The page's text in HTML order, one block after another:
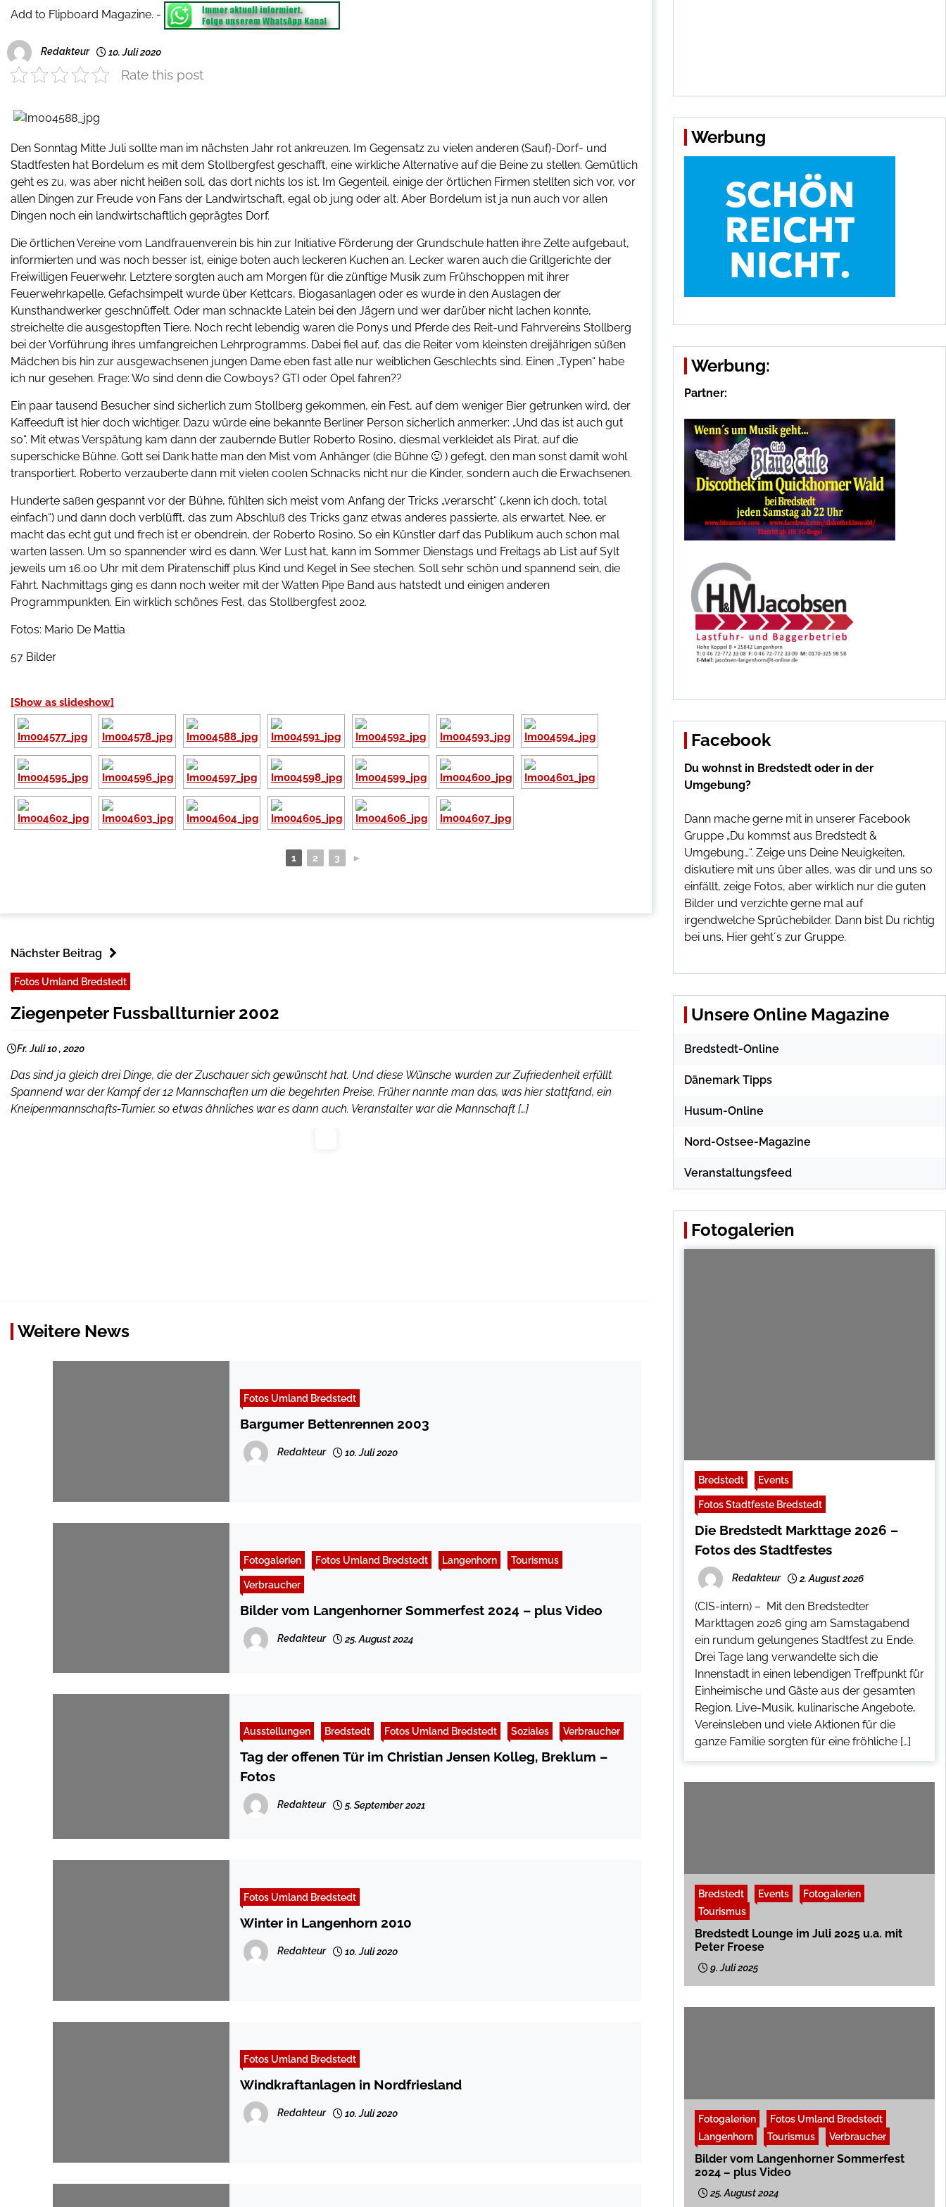
Add to Flipboard Magazine. -
Redakteur 10. Juli 2020
Rate this post
Den Sonntag Mitte Juli sollte man im nächsten Jahr rot ankreuzen. Im Gegensatz zu vielen anderen (Sauf)-Dorf- und
Stadtfesten hat Bordelum es mit dem Stollbergfest geschafft, eine wirkliche Alternative auf die Beine zu stellen. Gemütlich
geht es zu, was aber nicht heißen soll, das dort nichts los ist. Im Gegenteil, einige der örtlichen Firmen stellten sich vor, vor
allen Dingen zur Freude von Fans der Landwirtschaft, egal ob jung oder alt. Aber Bordelum ist ja nun auch vor allen
Dingen noch ein landwirtschaftlich geprägtes Dorf.
Die örtlichen Vereine vom Landfrauenverein bis hin zur Initiative Förderung der Grundschule hatten ihre Zelte aufgebaut,
informierten und was noch besser ist, einige boten auch leckeren Kuchen an. Lecker waren auch die Grillgerichte der
Freiwilligen Feuerwehr. Letztere sorgten auch am Morgen für die zünftige Musik zum Frühschoppen mit ihrer
Feuerwehrkapelle. Gefachsimpelt wurde über Kettcars, Biogasanlagen oder es wurde in den Auslagen der
Kunsthandwerker geschnüffelt. Oder man schnackte Latein bei den Jägern und wer darüber nicht lachen konnte,
streichelte die ausgestopften Tiere. Noch recht lebendig waren die Ponys und Pferde des Reit-und Fahrvereins Stollberg
bei der Vorführung ihres umfangreichen Lehrprogramms. Dabei fiel auf, das die Reiter vom kleinsten dreijährigen süßen
Mädchen bis hin zur ausgewachsenen jungen Dame eben fast alle nur weiblichen Geschlechts sind. Einen „Typen“ habe
ich nur gesehen. Frage: Wo sind denn die Cowboys? GTI oder Opel fahren??
Ein paar tausend Besucher sind sicherlich zum Stollberg gekommen, ein Fest, auf dem weniger Bier getrunken wird, der
Kaffeeduft ist hier doch wichtiger. Dazu würde eine bekannte Berliner Person sicherlich anmerker: „Und das ist auch gut
so“. Mit etwas Verspätung kam dann der zaubernde Butler Roberto Rosino, diesmal verkleidet als Pirat, auf die
superschicke Bühne. Gott sei Dank hatte man den Mist vom Anhänger (die Bühne 🙂 ) gefegt, den man sonst damit wohl
transportiert. Roberto verzauberte dann mit vielen coolen Schnacks nicht nur die Kinder, sondern auch die Erwachsenen.
Hunderte saßen gespannt vor der Bühne, fühlten sich meist vom Anfang der Tricks „verarscht“ („kenn ich doch, total
einfach“) und dann doch verblüfft, das zum Abschluß des Tricks ganz etwas anderes passierte, als erwartet. Nee, er
macht das echt gut und frech ist er obendrein, der Roberto Rosino. So ein Künstler darf das Publikum auch schon mal
warten lassen. Um so spannender wird es dann. Wer Lust hat, kann im Sommer Dienstags und Freitags ab List auf Sylt
jeweils um 16.00 Uhr mit dem Piratenschiff plus Kind und Kegel in See stechen. Soll sehr schön und spannend sein, die
Fahrt. Nachmittags ging es dann noch weiter mit der Watten Pipe Band aus hatstedt und einigen anderen
Programmpunkten. Ein wirklich schönes Fest, das Stollbergfest 2002.
Fotos: Mario De Mattia
57 Bilder
[Show as slideshow]
1 2 3 ►
Nächster Beitrag
Fotos Umland Bredstedt
Ziegenpeter Fussballturnier 2002
Fr. Juli 10 , 2020
Das sind ja gleich drei Dinge, die der Zuschauer sich gewünscht hat. Und diese Wünsche wurden zur Zufriedenheit erfüllt.
Spannend war der Kampf der 12 Mannschaften um die begehrten Preise. Früher nannte man das, was hier stattfand, ein
Kneipenmannschafts-Turnier, so etwas ähnliches war es dann auch. Veranstalter war die Mannschaft […]
Weitere News
Fotos Umland Bredstedt
Bargumer Bettenrennen 2003
Redakteur 10. Juli 2020
Fotogalerien Fotos Umland Bredstedt Langenhorn Tourismus
Verbraucher
Bilder vom Langenhorner Sommerfest 2024 – plus Video
Redakteur 25. August 2024
Ausstellungen Bredstedt Fotos Umland Bredstedt Soziales Verbraucher
Tag der offenen Tür im Christian Jensen Kolleg, Breklum –
Fotos
Redakteur 5. September 2021
Fotos Umland Bredstedt
Winter in Langenhorn 2010
Redakteur 10. Juli 2020
Fotos Umland Bredstedt
Windkraftanlagen in Nordfriesland
Redakteur 10. Juli 2020
Werbung
Werbung:
Partner:
Facebook
Du wohnst in Bredstedt oder in der
Umgebung?
Dann mache gerne mit in unserer Facebook
Gruppe „Du kommst aus Bredstedt &
Umgebung…“. Zeige uns Deine Neuigkeiten,
diskutiere mit uns über alles, was dir und uns so
einfällt, zeige Fotos, aber wirklich nur die guten
Bilder und verzichte gerne mal auf
irgendwelche Sprüchebilder. Dann bist Du richtig
bei uns. Hier geht´s zur Gruppe.
Unsere Online Magazine
Bredstedt-Online
Dänemark Tipps
Husum-Online
Nord-Ostsee-Magazine
Veranstaltungsfeed
Fotogalerien
Bredstedt Events
Fotos Stadtfeste Bredstedt
Die Bredstedt Markttage 2026 –
Fotos des Stadtfestes
Redakteur 2. August 2026
(CIS-intern) – Mit den Bredstedter
Markttagen 2026 ging am Samstagabend
ein rundum gelungenes Stadtfest zu Ende.
Drei Tage lang verwandelte sich die
Innenstadt in einen lebendigen Treffpunkt für
Einheimische und Gäste aus der gesamten
Region. Live-Musik, kulinarische Angebote,
Vereinsleben und viele Aktionen für die
ganze Familie sorgten für eine fröhliche […]
Bredstedt Events
Fotogalerien
Tourismus
Bredstedt Lounge im Juli 2025 u.a. mit
Peter Froese
9. Juli 2025
Fotogalerien
Fotos Umland Bredstedt
Langenhorn
Tourismus Verbraucher
Bilder vom Langenhorner Sommerfest
2024 – plus Video
25. August 2024